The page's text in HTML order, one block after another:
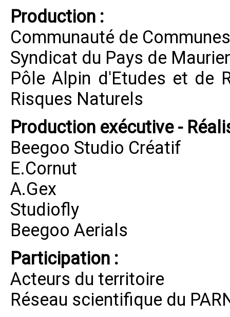
Production :
Communauté de
Syndicat du Pays de
Pôle Alpin d'Etudes et de
Risques Naturels
Production exécutive -
Beegoo Studio Créatif
E.Cornut
A.Gex
Studiofly
Beegoo Aerials
Participation :
Acteurs du territoire
Réseau scientifique du